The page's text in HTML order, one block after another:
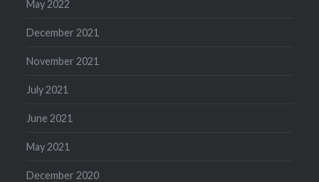
May 2022
December 2021
November 2021
July 2021
June 2021
May 2021
December 2020